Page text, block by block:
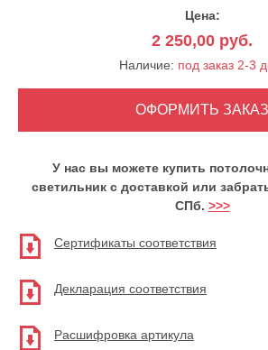
Цена:
2 250,00 руб.
Наличие: под заказ 2-3
У нас вы можете купить
светильник с доставкой или
СПб. >>>
Сертификаты соответствия
Декларация соответствия
Расшифровка артикула